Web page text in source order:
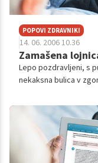
POPOVI ZDRAVNIKI
14. 06. 2006 10.36
Zamašena
Lepo pozdravljeni, s
nekaksna bulica v
vagino proti kolku).